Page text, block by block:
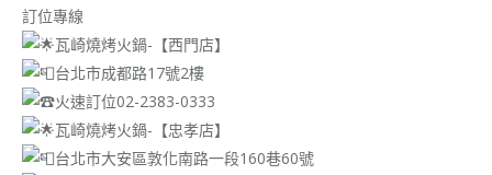
訂位專線
瓦崎燒烤火鍋-【西門店】
台北市成都路17號2樓
火速訂位02-2383-0333
瓦崎燒烤火鍋-【忠孝店】
台北市大安區敦化南路一段160巷60號